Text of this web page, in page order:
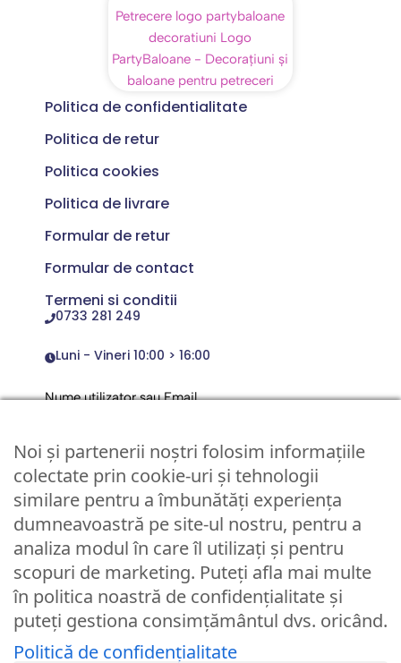
Politica de confidentialitate
Politica de retur
Politica cookies
Politica de livrare
Formular de retur
Formular de contact
Termeni si conditii
0733 281 249
Luni - Vineri 10:00 > 16:00
Nume utilizator sau Email
Parola
Remember Me
Logare
Lost your password?
Noi și partenerii noștri folosim informațiile
colectate prin cookie-uri și tehnologii
similare pentru a îmbunătăți experiența
dumneavoastră pe site-ul nostru, pentru a
analiza modul în care îl utilizați și pentru
scopuri de marketing. Puteți afla mai multe
în politica noastră de confidențialitate și
puteți gestiona consimțământul dvs. oricând.
Politică de confidențialitate